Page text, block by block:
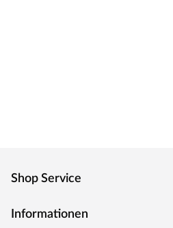
Shop Service
Informationen